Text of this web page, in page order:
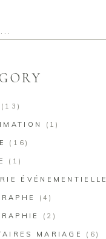
(13)
(1)
(16)
(1)
ÉVÉNEMENTIELLE
(4)
(2)
MARIAGE (6)